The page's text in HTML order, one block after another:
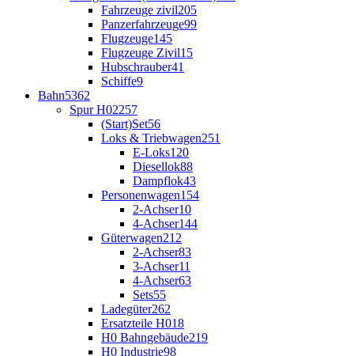
Fahrzeuge zivil205
Panzerfahrzeuge99
Flugzeuge145
Flugzeuge Zivil15
Hubschrauber41
Schiffe9
Bahn5362
Spur H02257
(Start)Set56
Loks & Triebwagen251
E-Loks120
Diesellok88
Dampflok43
Personenwagen154
2-Achser10
4-Achser144
Güterwagen212
2-Achser83
3-Achser11
4-Achser63
Sets55
Ladegüter262
Ersatzteile H018
H0 Bahngebäude219
H0 Industrie98